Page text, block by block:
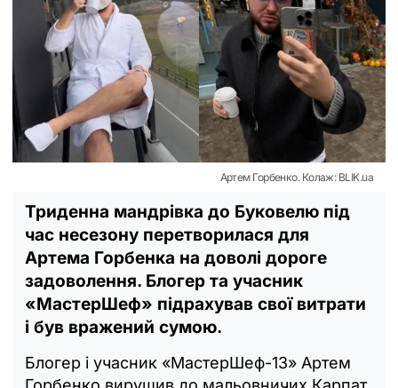
Артем Горбенко. Колаж: BLIK.ua
Триденна мандрівка до Буковелю під
час несезону перетворилася для
Артема Горбенка на доволі дороге
задоволення. Блогер та учасник
«МастерШеф» підрахував свої витрати
і був вражений сумою.
Блогер і учасник «МастерШеф-13» Артем